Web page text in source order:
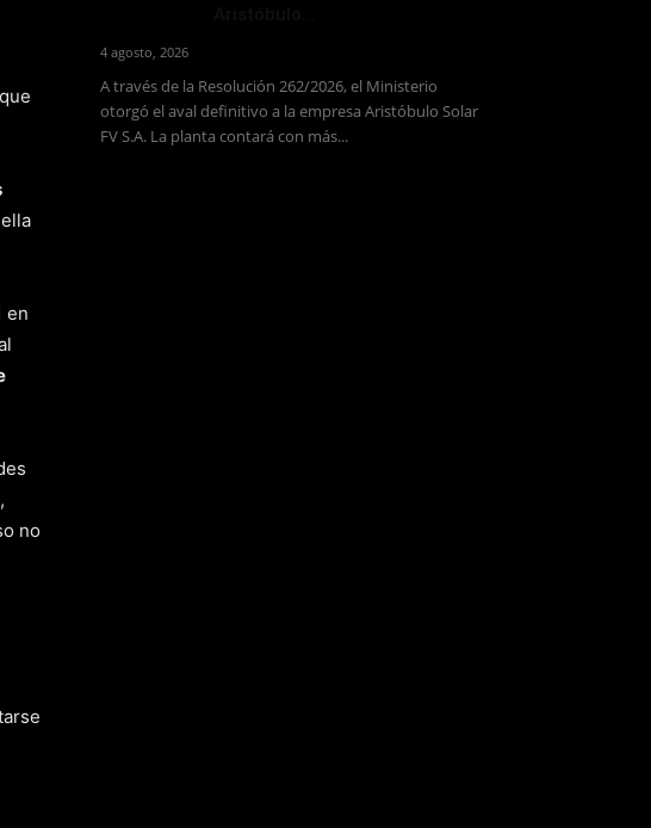
que
en
no
4 agosto, 2026
A través de la Resolución 262/2026, el Ministerio
otorgó el aval definitivo a la empresa Aristóbulo Solar
FV S.A. La planta contará con más...